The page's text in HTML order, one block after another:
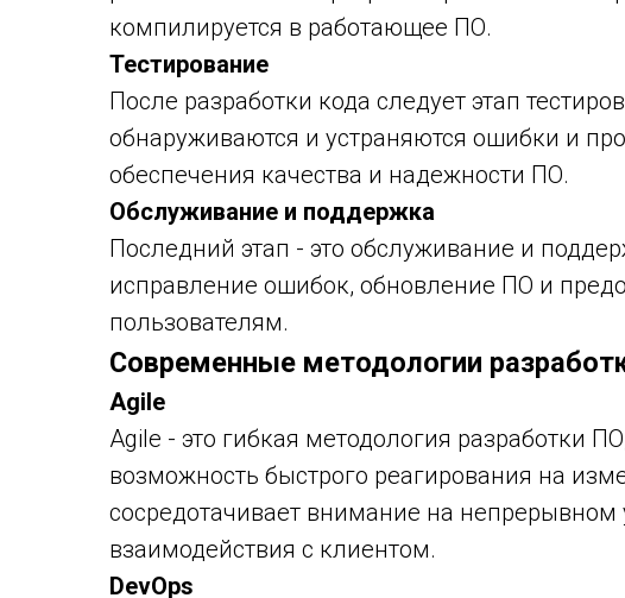
компилируется в работающее ПО.
Тестирование
После разработки кода следует этап
обнаруживаются и устраняются ошибки и
обеспечения качества и надежности ПО.
Обслуживание и поддержка
Последний этап - это обслуживание и
исправление ошибок, обновление ПО и
пользователям.
Современные методологии
Agile
Agile - это гибкая методология разработки
возможность быстрого реагирования на
сосредотачивает внимание на
взаимодействия с клиентом.
DevOps